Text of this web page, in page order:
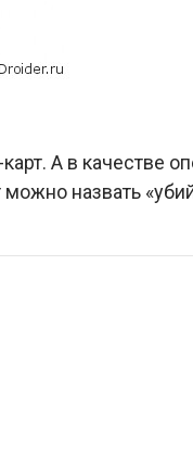
А в качестве
назвать